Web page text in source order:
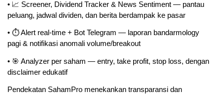
• 📈 Screener, Dividend Tracker & News Sentiment — pantau
peluang, jadwal dividen, dan berita berdampak ke pasar
• ⏱️ Alert real-time + Bot Telegram — laporan bandarmology
pagi & notifikasi anomali volume/breakout
• 🎯 Analyzer per saham — entry, take profit, stop loss, dengan
disclaimer edukatif
Pendekatan SahamPro menekankan transparansi dan